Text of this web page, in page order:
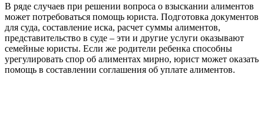
В ряде случаев при решении вопроса о взыскании алиментов
может потребоваться помощь юриста. Подготовка документов
для суда, составление иска, расчет суммы алиментов,
представительство в суде – эти и другие услуги оказывают
семейные юристы. Если же родители ребенка способны
урегулировать спор об алиментах мирно, юрист может оказать
помощь в составлении соглашения об уплате алиментов.